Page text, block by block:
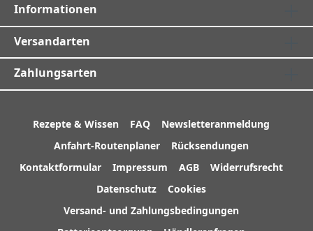
Informationen
Versandarten
Zahlungsarten
Rezepte & Wissen FAQ
Newsletteranmeldung
Anfahrt-Routenplaner
Rücksendungen
Kontaktformular
Impressum AGB
Widerrufsrecht
Datenschutz
Cookies
Versand- und Zahlungsbedingungen